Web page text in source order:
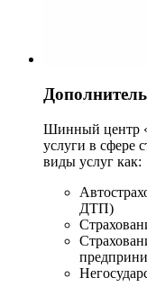
Шинный центр
услуги в сфере
виды услуг как:
ДТП)